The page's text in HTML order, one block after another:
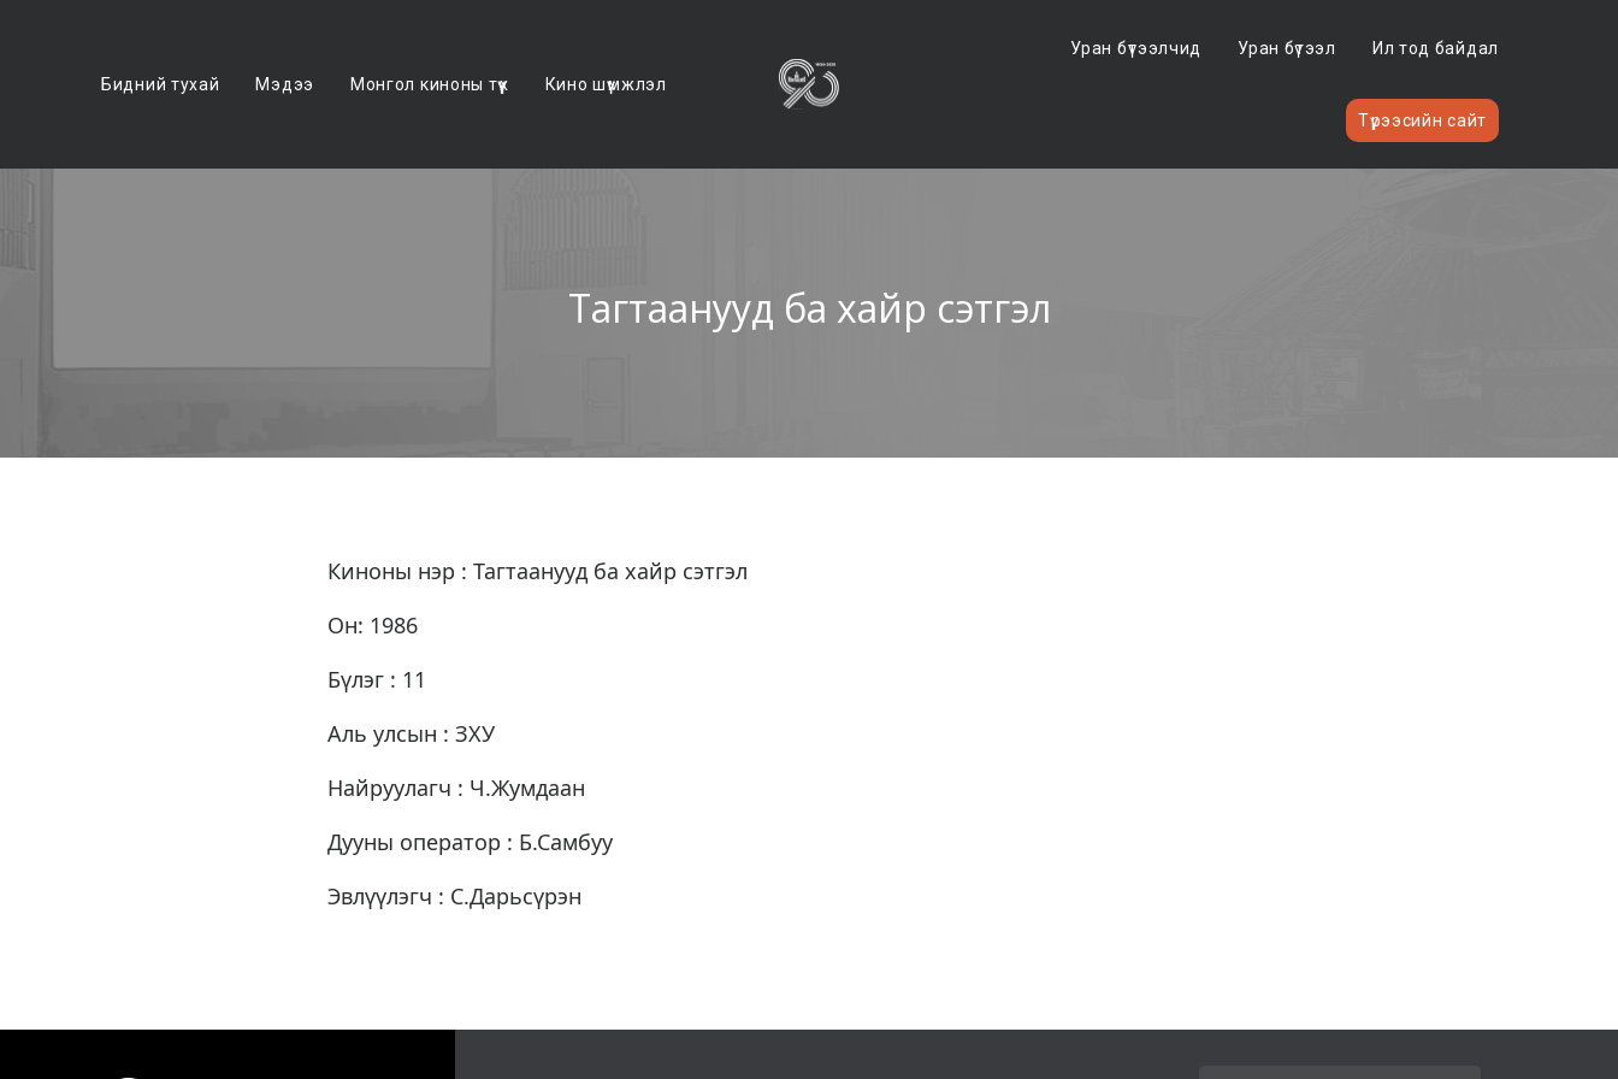
Бидний тухай Мэдээ Монгол киноны түүх Кино шүүмжлэл
Уран бүтээлчид Уран бүтээл Ил тод байдал
Түрээсийн сайт
Тагтаанууд ба хайр сэтгэл
Киноны нэр : Тагтаанууд ба хайр сэтгэл
Он: 1986
Бүлэг : 11
Аль улсын : ЗХУ
Найруулагч : Ч.Жумдаан
Дууны оператор : Б.Самбуу
Эвлүүлэгч : С.Дарьсүрэн